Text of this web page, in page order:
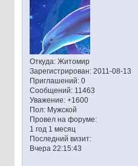
Откуда:Житомир
Зарегистрирован: 2011-08-13
Приглашений:0
Сообщений:11463
Уважение: +1600
Пол:Мужской
Провел на форуме:
1 год 1 месяц
Последний визит:
Вчера 22:15:43